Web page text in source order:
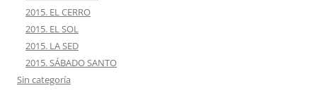
2015. EL CERRO
2015. EL SOL
2015. LA SED
2015. SÁBADO SANTO
Sin categoría